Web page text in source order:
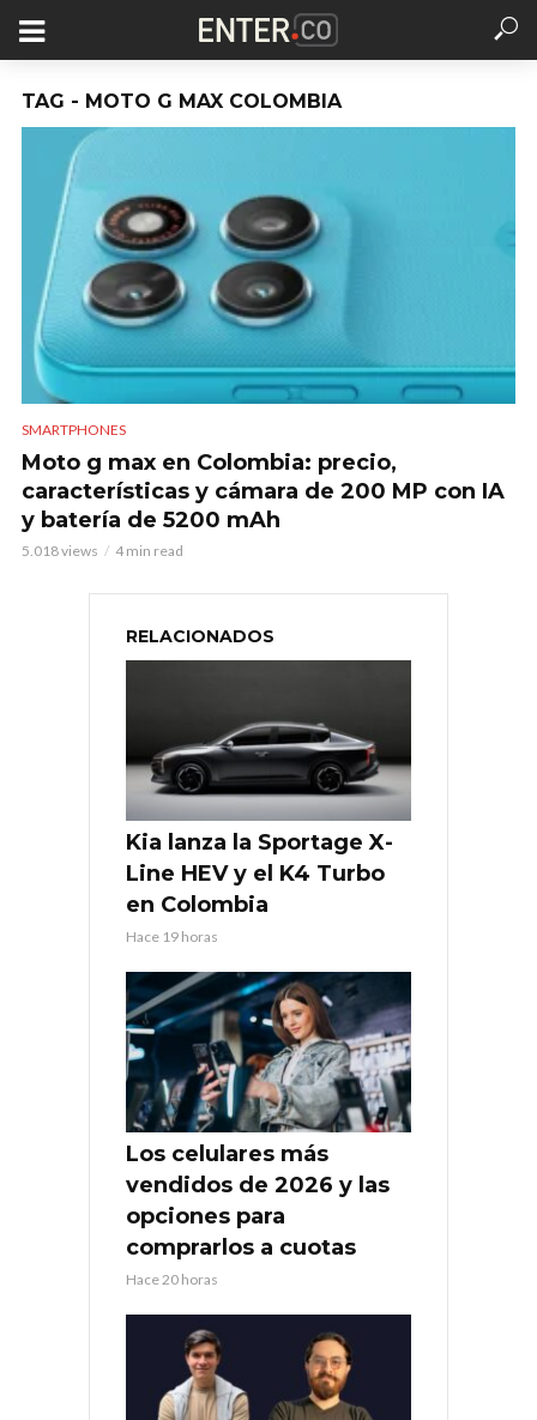
TAG - MOTO G MAX COLOMBIA
SMARTPHONES
Moto g max en Colombia: precio,
características y cámara de 200 MP con IA
y batería de 5200 mAh
5.018 views 4 min read
RELACIONADOS
Kia lanza la Sportage X-
Line HEV y el K4 Turbo
en Colombia
Hace 19 horas
Los celulares más
vendidos de 2026 y las
opciones para
comprarlos a cuotas
Hace 20 horas